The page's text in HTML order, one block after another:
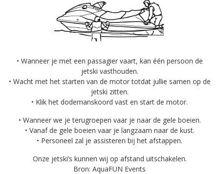
• Wanneer je met een passagier vaart, kan één persoon de
jetski vasthouden.
• Wacht met het starten van de motor totdat jullie samen op de
jetski zitten.
• Klik het dodemanskoord vast en start de motor.
• Wanneer we je terugroepen vaar je naar de gele boeien.
• Vanaf de gele boeien vaar je langzaam naar de kust.
• Personeel zal je assisteren bij het afstappen.
Onze jetski’s kunnen wij op afstand uitschakelen.
Bron: AquaFUN Events